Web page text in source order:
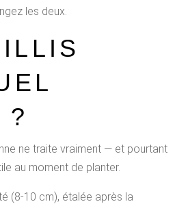
les deux.
?
ne traite vraiment — et pourtant
au moment de planter.
(8-10 cm), étalée après la